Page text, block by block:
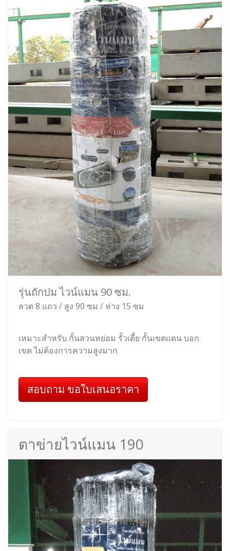
รุ่นถักปม ไวน์แมน 90 ซม.
ลวด 8 แถว / สูง 90 ซม / ห่าง 15 ซม
เหมาะสำหรับ กั้นสวนหย่อม รั้วเตี้ย กั้นเขตแดน บอก
เขต ไม่ต้องการความสูงมาก
สอบถาม ขอใบเสนอราคา
ตาข่ายไวน์แมน 190